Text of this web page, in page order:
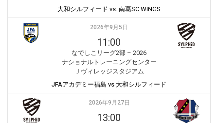
大和シルフィード vs. 南葛SC WINGS
2026年9月5日
11:00
なでしこリーグ2部 – 2026
ナショナルトレーニングセンター
Ｊヴィレッジスタジアム
JFAアカデミー福島 vs 大和シルフィード
2026年9月27日
13:00